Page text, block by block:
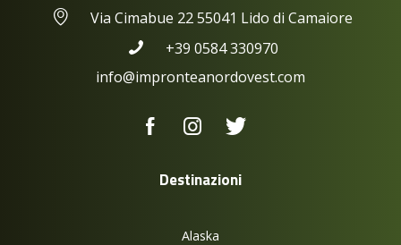
Via Cimabue 22 55041 Lido di Camaiore
+39 0584 330970
info@impronteanordovest.com
Destinazioni
Alaska